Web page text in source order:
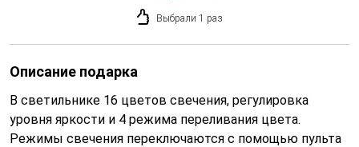
Выбрали 1 раз
Описание подарка
В светильнике 16 цветов свечения, регулировка
уровня яркости и 4 режима переливания цвета.
Режимы свечения переключаются с помощью пульта